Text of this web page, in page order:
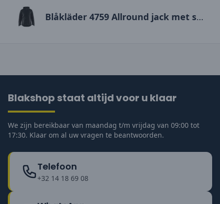
Blåkläder 4759 Allround jack met stretch
Blakshop staat altijd voor u klaar
We zijn bereikbaar van maandag t/m vrijdag van 09:00 tot
17:30. Klaar om al uw vragen te beantwoorden.
Telefoon
+32 14 18 69 08